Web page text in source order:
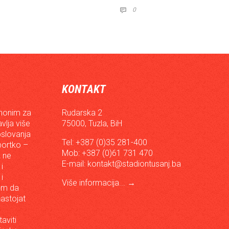
 0COMMENTS
za
više
–
ne
da
KONTAKT
Rudarska 2
75000, Tuzla, BiH
Tel: +387 (0)35 281-400
Mob: +387 (0)61 731 470
E-mail: kontakt@stadiontusanj.ba
Više informacija... →